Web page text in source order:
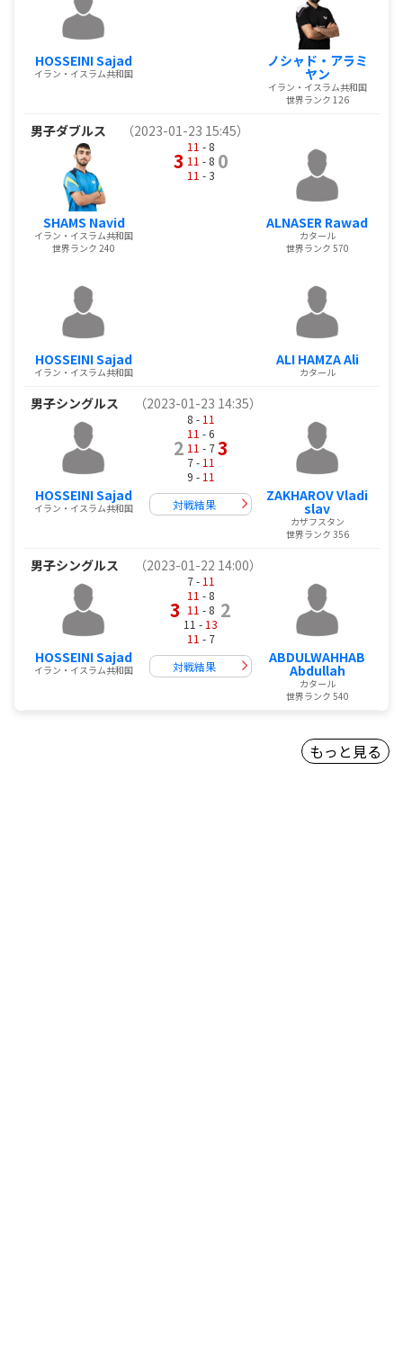
HOSSEINI Sajad
イラン・イスラム共和国
ノシャド・アラミ
ヤン
イラン・イスラム共和国
世界ランク 126
男子ダブルス （2023-01-23 15:45）
SHAMS Navid
イラン・イスラム共和国
世界ランク 240
HOSSEINI Sajad
イラン・イスラム共和国
3
11 - 8
11 - 8
11 - 3
0
ALNASER Rawad
カタール
世界ランク 570
ALI HAMZA Ali
カタール
男子シングルス （2023-01-23 14:35）
HOSSEINI Sajad
イラン・イスラム共和国
2
8 - 11
11 - 6
11 - 7
7 - 11
9 - 11
3
対戦結果
ZAKHAROV Vladi
slav
カザフスタン
世界ランク 356
男子シングルス （2023-01-22 14:00）
HOSSEINI Sajad
イラン・イスラム共和国
3
7 - 11
11 - 8
11 - 8
11 - 13
11 - 7
2
対戦結果
ABDULWAHHAB
Abdullah
カタール
世界ランク 540
もっと見る